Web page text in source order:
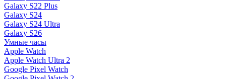
Galaxy S22 Plus
Galaxy S24
Galaxy S24 Ultra
Galaxy S26
Умные часы
Apple Watch
Apple Watch Ultra 2
Google Pixel Watch